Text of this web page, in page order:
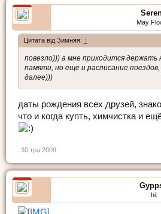
May
Цитата від Зимняя: ↑
повезло))) а мне приходится держать
памяти, но еще и расписание
далее)))
даты рождения всех друзей,
что и когда купть, химчистка и
30 тра 2009
:hi: